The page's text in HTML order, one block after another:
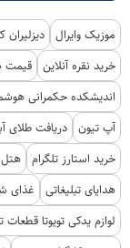
موزیک وایرال دیزلیران
خرید نقره آنلاین
قیمت
اندیشکده حکمرانی
آپ تیون دریافت طلای
خرید استارز تلگرام
هتل
هدایای تبلیغاتی غذای
لوازم یدکی تویوتا قطعات
بهترین کارگزاری بورس